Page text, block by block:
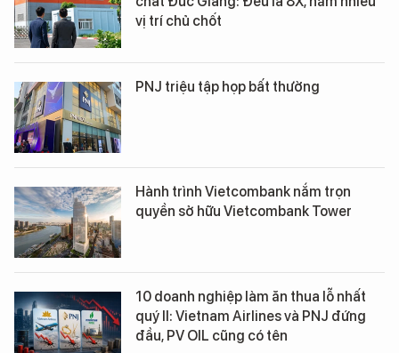
vị trí chủ chốt
PNJ triệu tập họp bất thường
Hành trình Vietcombank nắm trọn
quyền sở hữu Vietcombank Tower
10 doanh nghiệp làm ăn thua lỗ nhất
quý II: Vietnam Airlines và PNJ đứng
đầu, PV OIL cũng có tên